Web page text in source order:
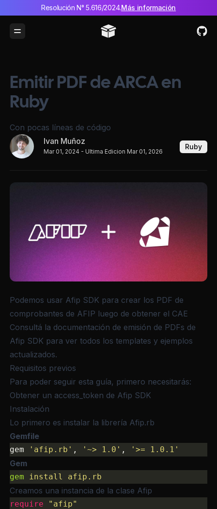
Resolución N° 5.616/2024.Más información
Toggle Menu
Emitir PDF de ARCA en
Ruby
Con pocas líneas de código
Ivan Muñoz
Mar 01, 2024 - Ultima Edicion Mar 01, 2026
Ruby
Podemos usar Afip SDK para crear los PDF de
comprobantes de AFIP luego de obtener el CAE
Consultá la documentación de emisión de PDFs de
Afip SDK para ver todos los templates y ejemplos
actualizados.
Requisitos previos
Para poder seguir esta guía, primero necesitarás:
Obtener un access_token de Afip SDK
Instalación
Lo primero es instalar la librería Afip.rb
Gemfile
gem 'afip.rb' , '~> 1.0' , '>= 1.0.1'
Gem
gem install afip.rb
Creamos una instancia de la clase Afip
require "afip"